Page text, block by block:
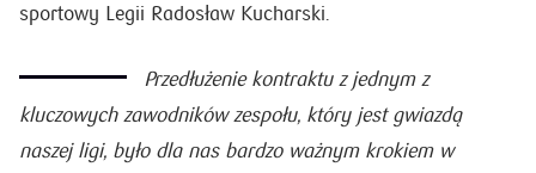
sportowy Legii Radosław Kucharski.
Przedłużenie kontraktu z jednym z
kluczowych zawodników zespołu, który jest gwiazdą
naszej ligi, było dla nas bardzo ważnym krokiem w